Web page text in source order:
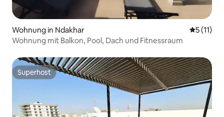
Wohnung in Ndakhar
5 (11)
Wohnung mit Balkon, Pool, Dach und Fitnessraum
Superhost
Superhost